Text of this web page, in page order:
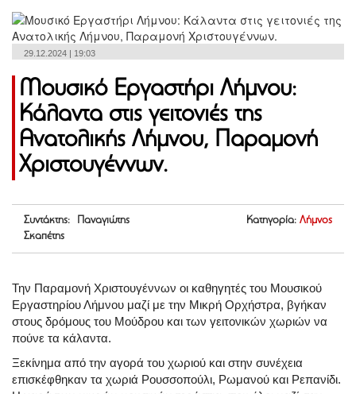
29.12.2024 | 19:03
Μουσικό Εργαστήρι Λήμνου:
Κάλαντα στις γειτονιές της
Ανατολικής Λήμνου, Παραμονή
Χριστουγέννων.
Συντάκτης: Παναγιώτης
Σκαπέτης
Κατηγορία: Λήμνος
Την Παραμονή Χριστουγέννων οι καθηγητές του Μουσικού
Εργαστηρίου Λήμνου μαζί με την Μικρή Ορχήστρα, βγήκαν
στους δρόμους του Μούδρου και των γειτονικών χωριών να
πούνε τα κάλαντα.
Ξεκίνημα από την αγορά του χωριού και στην συνέχεια
επισκέφθηκαν τα χωριά Ρουσσοπούλι, Ρωμανού και Ρεπανίδι.